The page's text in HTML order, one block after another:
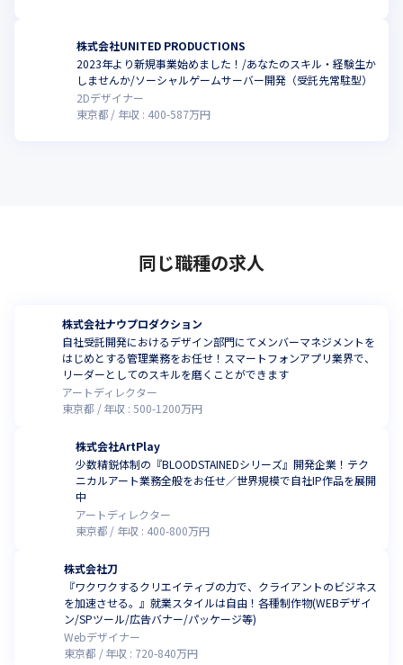
株式会社UNITED PRODUCTIONS
2023年より新規事業始めました！/あなたのスキル・経験生か
しませんか/ソーシャルゲームサーバー開発（受託先常駐型）
2Dデザイナー
東京都
年収 : 400-587万円
同じ職種の求人
株式会社ナウプロダクション
自社受託開発におけるデザイン部門にてメンバーマネジメントを
はじめとする管理業務をお任せ！スマートフォンアプリ業界で、
リーダーとしてのスキルを磨くことができます
アートディレクター
東京都
年収 :500-1200万円
株式会社ArtPlay
少数精鋭体制の『BLOODSTAINEDシリーズ』開発企業！テク
ニカルアート業務全般をお任せ／世界規模で自社IP作品を展開
中
アートディレクター
東京都
年収 : 400-800万円
株式会社刀
『ワクワクするクリエイティブの力で、クライアントのビジネス
を加速させる。』就業スタイルは自由！各種制作物(WEBデザイ
ン/SPツール/広告バナー/パッケージ等)
Webデザイナー
東京都
年収 : 720-840万円